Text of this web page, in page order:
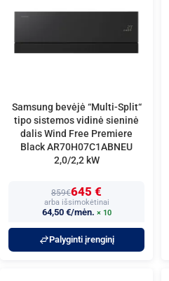
Samsung bevėjė “Multi-Split“
tipo sistemos vidinė sieninė
dalis Wind Free Premiere
Black AR70H07C1ABNEU
2,0/2,2 kW
859€645 €
arba išsimokėtinai
64,50 €/mėn. × 10
Palyginti įrenginį